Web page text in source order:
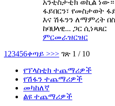
አንቲስታቲክ ወኪል
ፋይበርን፣ የመስታወት
እና ሽፋንን ለማምረት
ከባህላዊ... ጋር ሲነጻጸር
ምርመራዝርዝር
1 23456ቀጣይ >>> ገጽ 1 / 10
የፕላስቲክ ተጨማሪዎች
የሽፋን ተጨማሪዎች
መካከለኛ
ልዩ ተጨማሪዎች